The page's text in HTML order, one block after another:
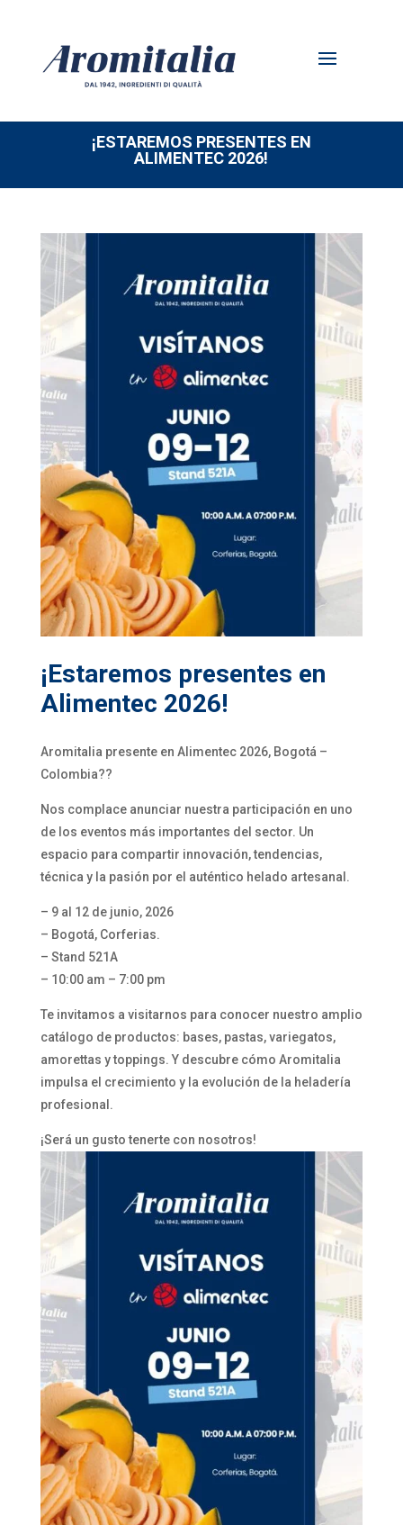
¡ESTAREMOS PRESENTES EN
ALIMENTEC 2026!
¡Estaremos presentes en
Alimentec 2026!
Aromitalia presente en Alimentec 2026, Bogotá –
Colombia??
Nos complace anunciar nuestra participación en uno
de los eventos más importantes del sector. Un
espacio para compartir innovación, tendencias,
técnica y la pasión por el auténtico helado artesanal.
– 9 al 12 de junio, 2026
– Bogotá, Corferias.
– Stand 521A
– 10:00 am – 7:00 pm
Te invitamos a visitarnos para conocer nuestro amplio
catálogo de productos: bases, pastas, variegatos,
amorettas y toppings. Y descubre cómo Aromitalia
impulsa el crecimiento y la evolución de la heladería
profesional.
¡Será un gusto tenerte con nosotros!